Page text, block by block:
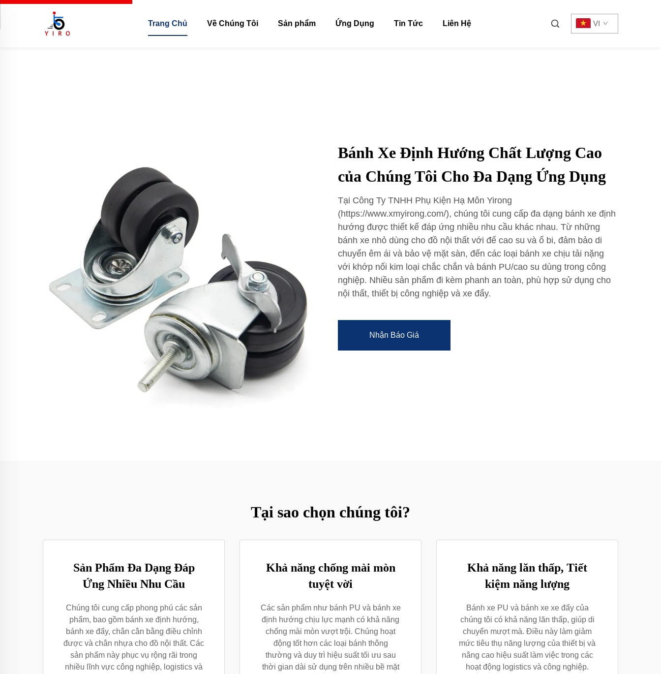
Trang Chủ Về Chúng Tôi Sản phẩm Ứng Dụng Tin Tức Liên Hệ VI
Bánh Xe Định Hướng Chất Lượng Cao
của Chúng Tôi Cho Đa Dạng Ứng Dụng
Tại Công Ty TNHH Phụ Kiện Hạ Môn Yirong
(https://www.xmyirong.com/), chúng tôi cung cấp đa dạng bánh xe định
hướng được thiết kế đáp ứng nhiều nhu cầu khác nhau. Từ những
bánh xe nhỏ dùng cho đồ nội thất với đế cao su và ổ bi, đảm bảo di
chuyển êm ái và bảo vệ mặt sàn, đến các loại bánh xe chịu tải nặng
với khớp nối kim loại chắc chắn và bánh PU/cao su dùng trong công
nghiệp. Nhiều sản phẩm đi kèm phanh an toàn, phù hợp sử dụng cho
nội thất, thiết bị công nghiệp và xe đẩy.
Nhận Báo Giá
Tại sao chọn chúng tôi?
Sản Phẩm Đa Dạng Đáp
Ứng Nhiều Nhu Cầu
Chúng tôi cung cấp phong phú các sản
phẩm, bao gồm bánh xe định hướng,
bánh xe đẩy, chân cân bằng điều chỉnh
được và chân nhựa cho đồ nội thất. Các
sản phẩm này phục vụ rộng rãi trong
nhiều lĩnh vực công nghiệp, logistics và
Khả năng chống mài mòn
tuyệt vời
Các sản phẩm như bánh PU và bánh xe
định hướng chịu lực mạnh có khả năng
chống mài mòn vượt trội. Chúng hoạt
động tốt hơn các loại bánh thông
thường và duy trì hiệu suất tối ưu sau
thời gian dài sử dụng trên nhiều bề mặt
Khả năng lăn thấp, Tiết
kiệm năng lượng
Bánh xe PU và bánh xe xe đẩy của
chúng tôi có khả năng lăn thấp, giúp di
chuyển mượt mà. Điều này làm giảm
mức tiêu thụ năng lượng của thiết bị và
nâng cao hiệu suất làm việc trong các
hoạt động logistics và công nghiệp.